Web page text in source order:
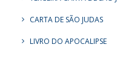
CARTA DE SÃO JUDAS
LIVRO DO APOCALIPSE